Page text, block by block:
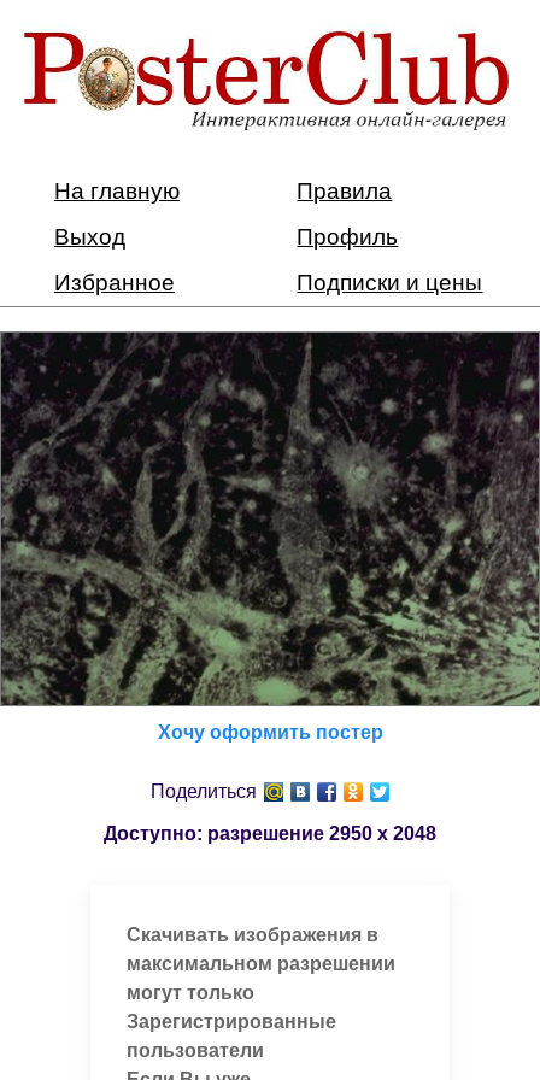
На главную
Правила
Выход
Профиль
Избранное
Подписки и цены
Хочу оформить постер
Поделиться
Доступно: разрешение 2950 x 2048
Скачивать изображения в
максимальном разрешении
могут только
Зарегистрированные
пользователи